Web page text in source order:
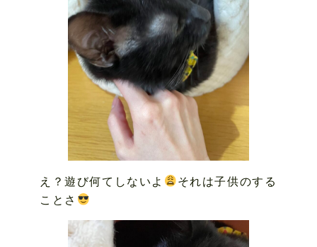
え？遊び何てしないよ
それは子供のする
ことさ